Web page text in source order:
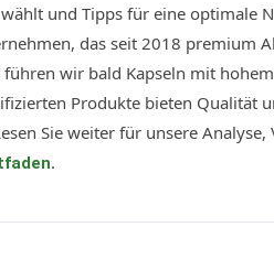
und Tipps für eine optimale
das seit 2018 premium
führen wir bald Kapseln mit
Produkte bieten Qualität
Sie weiter für unsere
.